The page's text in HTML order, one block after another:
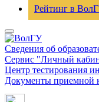
Рейтинг в
Сведения об
Сервис "Личный
Центр тестирования
Документы приемной